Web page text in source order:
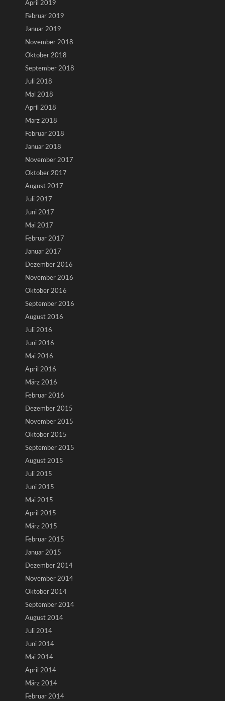
April 2019
Februar 2019
Januar 2019
November 2018
Oktober 2018
September 2018
Juli 2018
Mai 2018
April 2018
März 2018
Februar 2018
Januar 2018
November 2017
Oktober 2017
August 2017
Juli 2017
Juni 2017
Mai 2017
Februar 2017
Januar 2017
Dezember 2016
November 2016
Oktober 2016
September 2016
August 2016
Juli 2016
Juni 2016
Mai 2016
April 2016
März 2016
Februar 2016
Dezember 2015
November 2015
Oktober 2015
September 2015
August 2015
Juli 2015
Juni 2015
Mai 2015
April 2015
März 2015
Februar 2015
Januar 2015
Dezember 2014
November 2014
Oktober 2014
September 2014
August 2014
Juli 2014
Juni 2014
Mai 2014
April 2014
März 2014
Februar 2014